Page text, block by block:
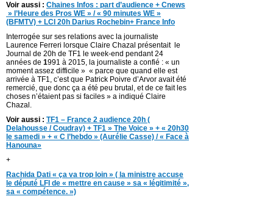
Voir aussi : Chaines Infos : part d’audience + Cnews
» l’Heure des Pros WE » / « 90 minutes WE »
(BFMTV) + LCI 20h Darius Rochebin+ France Info
Interrogée sur ses relations avec la journaliste
Laurence Ferreri lorsque Claire Chazal présentait le
Journal de 20h de TF1 le week-end pendant 24
années de 1991 à 2015, la journaliste a confié : « un
moment assez difficile » « parce que quand elle est
arrivée à TF1, c’est que Patrick Poivre d’Arvor avait été
remercié, que donc ça a été peu brutal, et de ce fait les
choses n’étaient pas si faciles » a indiqué Claire
Chazal.
Voir aussi : TF1 – France 2 audience 20h (
Delahousse / Coudray) + TF1 » The Voice » + « 20h30
le samedi » + « C l’hebdo » (Aurélie Casse) / « Face à
Hanouna»
+
Rachida Dati « ça va trop loin » ( la ministre accuse
le député LFI de « mettre en cause » sa « légitimité »,
sa « compétence. »)